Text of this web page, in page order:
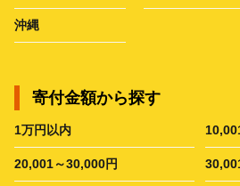
沖縄
寄付金額から探す
1万円以内
20,001～30,000円